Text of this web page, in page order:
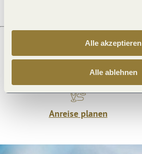
Alle akzeptieren
Alle ablehnen
Was möchtest du als nächstes tun?
Anreise planen